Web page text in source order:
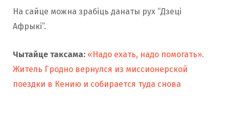
На сайце можна зрабіць данаты рух “Дзеці
Афрыкі”.
Чытайце таксама: «Надо ехать, надо помогать».
Житель Гродно вернулся из миссионерской
поездки в Кению и собирается туда снова